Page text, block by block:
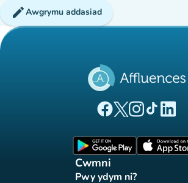
editAwgrymu addasiad
(tab newydd)
(tab newydd)
(tab(tab
(tab
Cwmni
Pwy ydym ni?